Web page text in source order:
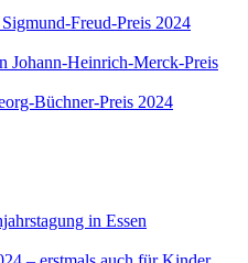
Freud-Preis 2024
Johann-Heinrich-Merck-Preis
Büchner-Preis 2024
in Essen